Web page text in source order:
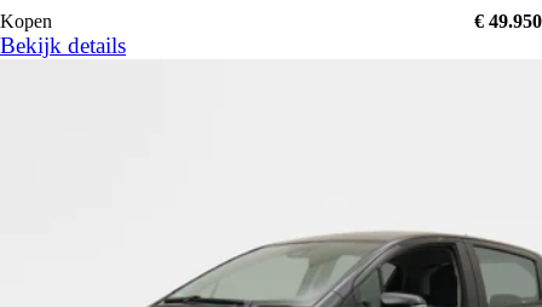
Kopen € 49.950
Bekijk details